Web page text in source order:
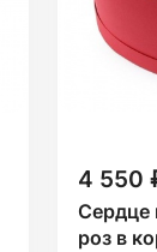
4 550
Сердце
роз в